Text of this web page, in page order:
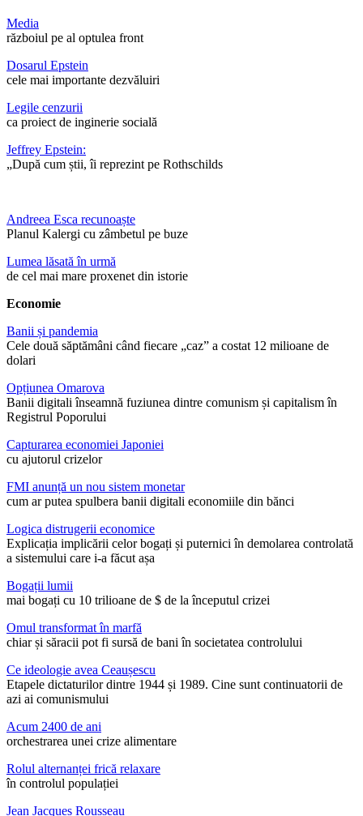
Media
războiul pe al optulea front
Dosarul Epstein
cele mai importante dezvăluiri
Legile cenzurii
ca proiect de inginerie socială
Jeffrey Epstein:
„După cum știi, îi reprezint pe Rothschilds
Andreea Esca recunoaște
Planul Kalergi cu zâmbetul pe buze
Lumea lăsată în urmă
de cel mai mare proxenet din istorie
Economie
Banii și pandemia
Cele două săptămâni când fiecare „caz” a costat 12 milioane de
dolari
Opțiunea Omarova
Banii digitali înseamnă fuziunea dintre comunism și capitalism în
Registrul Poporului
Capturarea economiei Japoniei
cu ajutorul crizelor
FMI anunță un nou sistem monetar
cum ar putea spulbera banii digitali economiile din bănci
Logica distrugerii economice
Explicația implicării celor bogați și puternici în demolarea controlată
a sistemului care i-a făcut așa
Bogații lumii
mai bogați cu 10 trilioane de $ de la începutul crizei
Omul transformat în marfă
chiar și săracii pot fi sursă de bani în societatea controlului
Ce ideologie avea Ceaușescu
Etapele dictaturilor dintre 1944 și 1989. Cine sunt continuatorii de
azi ai comunismului
Acum 2400 de ani
orchestrarea unei crize alimentare
Rolul alternanței frică relaxare
în controlul populației
Jean Jacques Rousseau